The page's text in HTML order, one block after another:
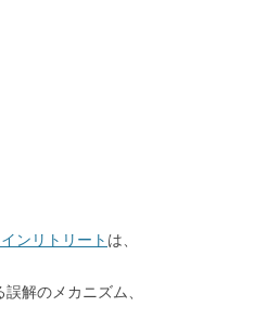
ンリトリート は、
解のメカニズム、